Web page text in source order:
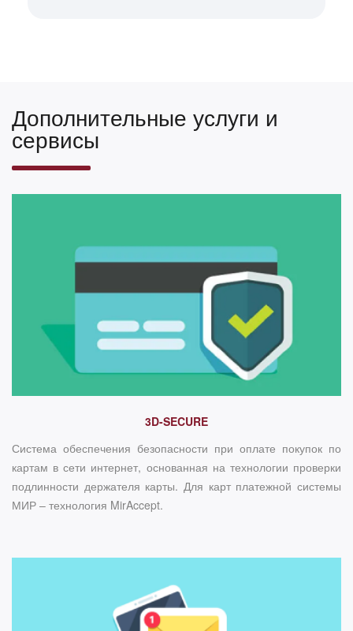
Дополнительные услуги и
сервисы
3D-SECURE
Система обеспечения безопасности при оплате покупок по
картам в сети интернет, основанная на технологии проверки
подлинности держателя карты. Для карт платежной системы
МИР – технология MirAccept.